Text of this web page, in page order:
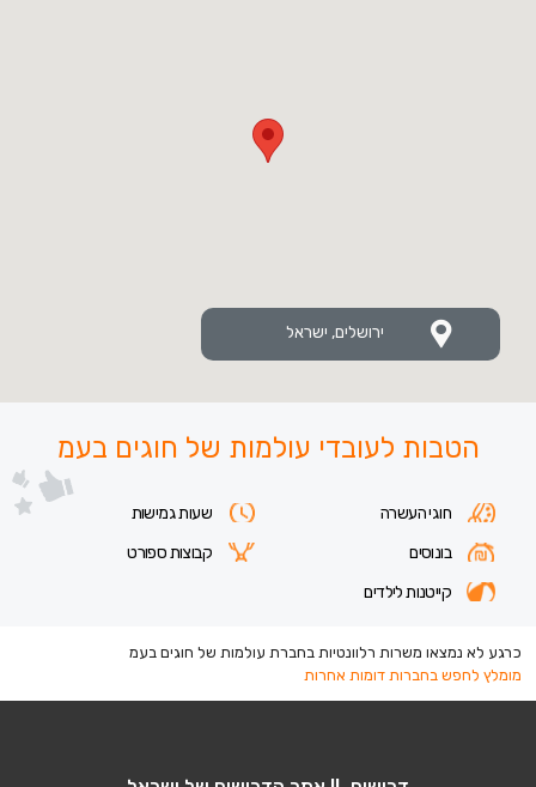
ירושלים, ישראל
הטבות לעובדי עולמות של חוגים בעמ
חוגי העשרה
שעות גמישות
בונוסים
קבוצות ספורט
קייטנות לילדים
כרגע לא נמצאו משרות רלוונטיות בחברת עולמות של חוגים בעמ
מומלץ לחפש בחברות דומות אחרות